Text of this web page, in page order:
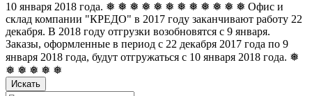
10 января 2018 года. ❅ ❅ ❅ ❅ ❅ ❅ ❅ ❅ ❅ ❅ ❅ ❅ Офис и
склад компании "КРЕДО" в 2017 году заканчивают работу 22
декабря. В 2018 году отгрузки возобновятся с 9 января.
Заказы, оформленные в период с 22 декабря 2017 года по 9
января 2018 года, будут отгружаться с 10 января 2018 года. ❅
❅ ❅ ❅ ❅ ❅
Искать